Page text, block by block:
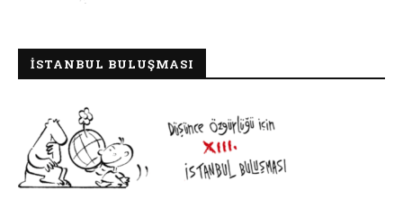
İSTANBUL BULUŞMASI